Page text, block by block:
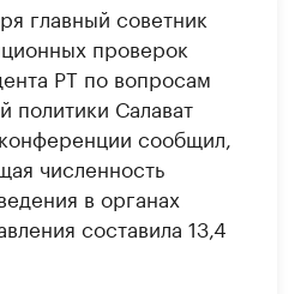
главный советник
проверок
РТ по вопросам
политики Салават
сообщил,
численность
в органах
составила 13,4